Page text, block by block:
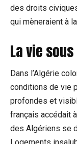
des droits
qui mèneraient à
La vie
Dans l’Algérie
conditions de vie
profondes et
français accédait
des Algériens se